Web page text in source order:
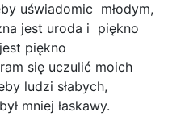
uświadomic młodym,
jest uroda i piękno
piękno
się uczulić moich
ludzi słabych,
mniej łaskawy.